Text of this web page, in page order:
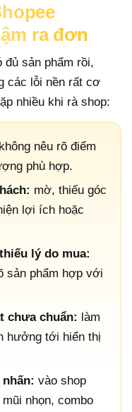
ra đơn
đủ sản phẩm rồi,
các lỗi nền rất cơ
nhiều khi rà shop:
không nêu rõ điểm
phù hợp.
mờ, thiếu góc
lợi ích hoặc
lý do mua:
sản phẩm hợp với
chưa chuẩn: làm
hưởng tới hiển thị
vào shop
nhọn, combo